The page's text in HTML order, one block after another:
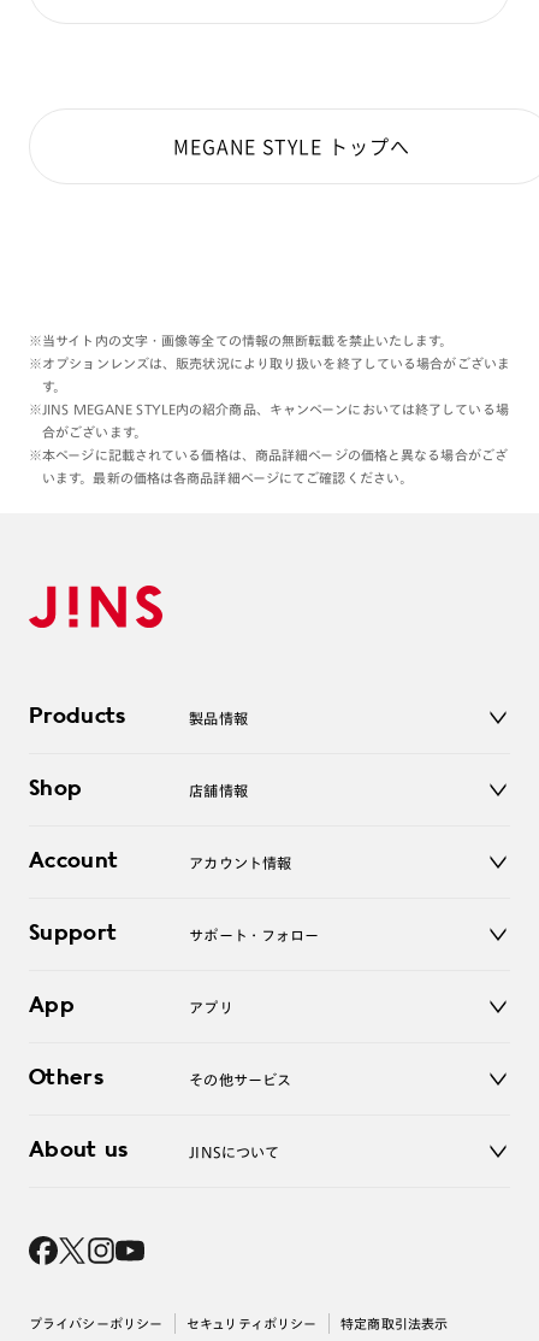
MEGANE STYLE トップへ
※当サイト内の文字・画像等全ての情報の無断転載を禁止いたします。
※オプションレンズは、販売状況により取り扱いを終了している場合がございま
す。
※JINS MEGANE STYLE内の紹介商品、キャンペーンにおいては終了している場
合がございます。
※本ページに記載されている価格は、商品詳細ページの価格と異なる場合がござ
います。最新の価格は各商品詳細ページにてご確認ください。
Products 製品情報
サングラス
コンタクトレンズ
アクセサリー
Shop 店舗情報
オンラインショップ
Account アカウント情報
ログアウト
Support サポート・フォロー
よくあるご質問
お問い合わせ
App アプリ
Others その他サービス
レンズ交換
About us JINSについて
採用情報
プライバシーポリシー セキュリティポリシー 特定商取引法表示